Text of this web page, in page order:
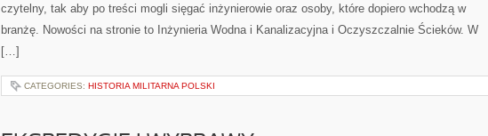
czytelny, tak aby po treści mogli sięgać inżynierowie oraz osoby, które dopiero wchodzą w
branżę. Nowości na stronie to Inżynieria Wodna i Kanalizacyjna i Oczyszczalnie Ścieków. W
[…]
CATEGORIES: HISTORIA MILITARNA POLSKI